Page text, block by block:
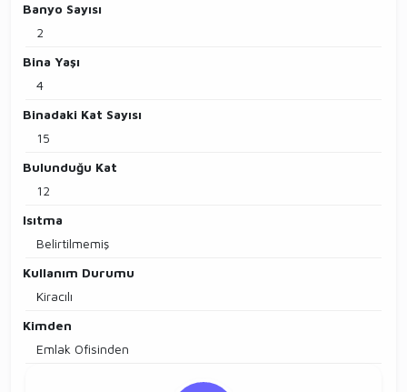
Banyo Sayısı
2
Bina Yaşı
4
Binadaki Kat Sayısı
15
Bulunduğu Kat
12
Isıtma
Belirtilmemiş
Kullanım Durumu
Kiracılı
Kimden
Emlak Ofisinden